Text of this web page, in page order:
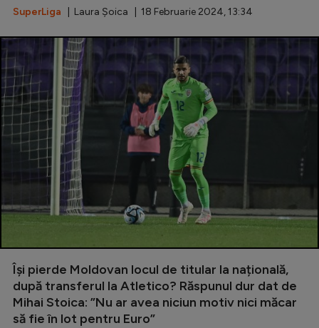
SuperLiga | Laura Șoica | 18 Februarie 2024, 13:34
Își pierde Moldovan locul de titular la națională,
după transferul la Atletico? Răspunul dur dat de
Mihai Stoica: ”Nu ar avea niciun motiv nici măcar
să fie în lot pentru Euro”